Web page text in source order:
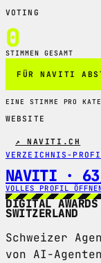
VOTING
0
STIMMEN GESAMT
FÜR NAVITI
EINE STIMME PRO
WEBSITE
↗ NAVITI.CH
VERZEICHNIS-
NAVITI ·
VOLLES PROFIL
DIGITAL AWARDS
SWITZERLAND
Schweizer
von AI-